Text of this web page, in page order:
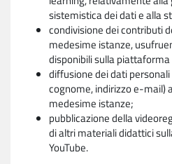
sistemistica dei dati e alla
condivisione dei contributi
medesime istanze,
disponibili sulla
diffusione dei dati
cognome, indirizzo e-mail)
medesime istanze;
pubblicazione della
di altri materiali didattici
YouTube.